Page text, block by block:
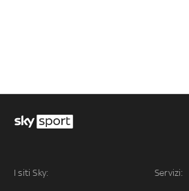
I siti Sky: Servizi: